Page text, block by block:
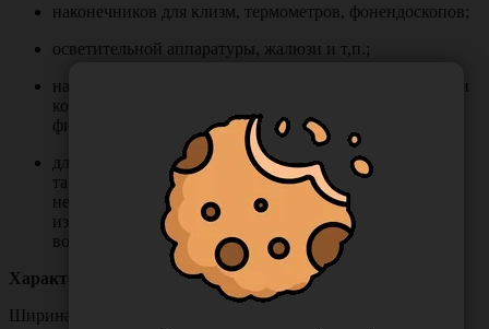
наконечников для клизм, термометров, фонендоскопов;
осветительной аппаратуры, жалюзи и т,п.;
наружных поверхностей шлангов гибких эндоскопов и
колоноскопов (при условии, что не будет наблюдаться
фиксация органических загрязнений);
для очистки и дезинфекции небольших по площади, а
также труднодоступных для обработки твердых
непористых поверхностей в помещениях (исключая
изготовленные из материалов, подверженных
воздействию спиртов).
Характеристики:
Ширина салфетки 130,0 +/- 5,0мм.